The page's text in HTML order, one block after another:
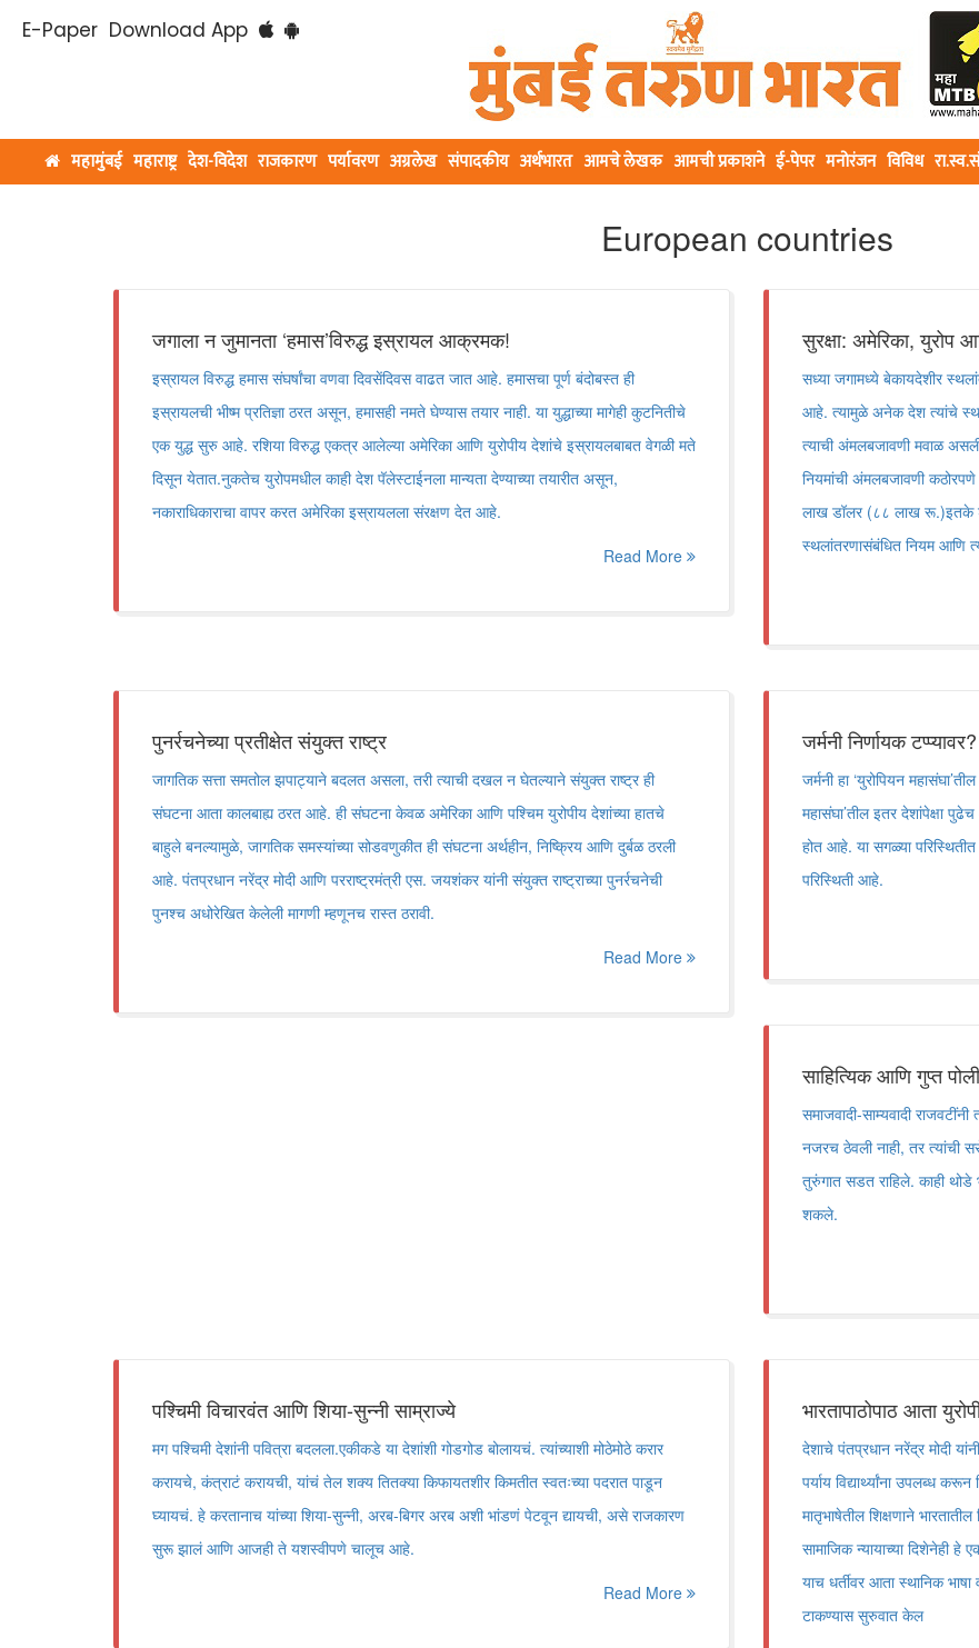
E-Paper Download App
महामुंबई महाराष्ट्र देश-विदेश राजकारण पर्यावरण अग्रलेख संपादकीय अर्थभारत आमचे लेखक आमची प्रकाशने ई-पेपर मनोरंजन विविध
European countries
जगाला न जुमानता ‘हमास’विरुद्ध इस्रायल आक्रमक!
इस्रायल विरुद्ध हमास संघर्षांचा वणवा दिवसेंदिवस वाढत जात आहे. हमासचा पूर्ण बंदोबस्त ही
इस्रायलची भीष्म प्रतिज्ञा ठरत असून, हमासही नमते घेण्यास तयार नाही. या युद्धाच्या मागेही कुटनितीचे
एक युद्ध सुरु आहे. रशिया विरुद्ध एकत्र आलेल्या अमेरिका आणि युरोपीय देशांचे इस्रायलबाबत वेगळी मते
दिसून येतात.नुकतेच युरोपमधील काही देश पॅलेस्टाईनला मान्यता देण्याच्या तयारीत असून,
नकाराधिकाराचा वापर करत अमेरिका इस्रायलला संरक्षण देत आहे.
Read More
सुरक्षा: अमेरिका, युरोप
सध्या जगामध्ये बेकायदेशीर
आहे. त्यामुळे अनेक देश त्यांचे
त्याची अंमलबजावणी मवाळ
नियमांची अंमलबजावणी
लाख डॉलर (८८ लाख रू.)इतके
स्थलांतरणासंबंधित नियम आणि
पुनर्रचनेच्या प्रतीक्षेत संयुक्त राष्ट्र
जागतिक सत्ता समतोल झपाट्याने बदलत असला, तरी त्याची दखल न घेतल्याने संयुक्त राष्ट्र ही
संघटना आता कालबाह्य ठरत आहे. ही संघटना केवळ अमेरिका आणि पश्चिम युरोपीय देशांच्या हातचे
बाहुले बनल्यामुळे, जागतिक समस्यांच्या सोडवणुकीत ही संघटना अर्थहीन, निष्क्रिय आणि दुर्बळ ठरली
आहे. पंतप्रधान नरेंद्र मोदी आणि परराष्ट्रमंत्री एस. जयशंकर यांनी संयुक्त राष्ट्राच्या पुनर्रचनेची
पुनश्च अधोरेखित केलेली मागणी म्हणूनच रास्त ठरावी.
Read More
जर्मनी निर्णायक टप्प्यावर?
जर्मनी हा ‘युरोपियन
महासंघा’तील इतर देशांपेक्षा
होत आहे. या सगळ्या
परिस्थिती आहे.
साहित्यिक आणि गुप्त
समाजवादी-साम्यवादी
नजरच ठेवली नाही, तर त्यांची
तुरुंगात सडत राहिले. काही
शकले.
पश्चिमी विचारवंत आणि शिया-सुन्नी साम्राज्ये
मग पश्चिमी देशांनी पवित्रा बदलला.एकीकडे या देशांशी गोडगोड बोलायचं. त्यांच्याशी मोठेमोठे करार
करायचे, कंत्राटं करायची, यांचं तेल शक्य तितक्या किफायतशीर किमतीत स्वतःच्या पदरात पाडून
घ्यायचं. हे करतानाच यांच्या शिया-सुन्नी, अरब-बिगर अरब अशी भांडणं पेटवून द्यायची, असे राजकारण
सुरू झालं आणि आजही ते यशस्वीपणे चालूच आहे.
Read More
भारतापाठोपाठ आता
देशाचे पंतप्रधान नरेंद्र मोदी
पर्याय विद्यार्थ्यांना उपलब्ध
मातृभाषेतील शिक्षणाने
सामाजिक न्यायाच्या दिशेनेही हे
याच धर्तीवर आता स्थानिक
टाकण्यास सुरुवात केल